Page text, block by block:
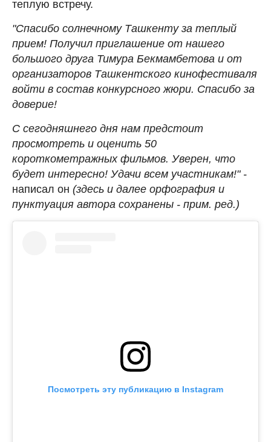
теплую встречу.
"Спасибо солнечному Ташкенту за теплый
прием! Получил приглашение от нашего
большого друга Тимура Бекмамбетова и от
организаторов Ташкентского кинофестиваля
войти в состав конкурсного жюри. Спасибо за
доверие!
С сегодняшнего дня нам предстоит
просмотреть и оценить 50
короткометражных фильмов. Уверен, что
будет интересно! Удачи всем участникам!" -
написал он (здесь и далее орфография и
пунктуация автора сохранены - прим. ред.)
Посмотреть эту публикацию в Instagram